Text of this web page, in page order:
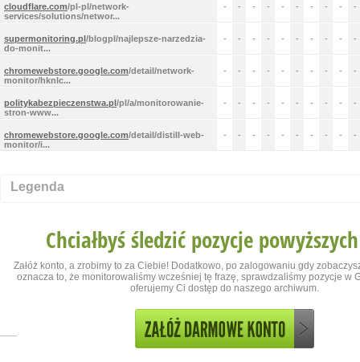
cloudflare.com/pl-pl/network-
services/solutions/networ...
- - - - - - - - - -
supermonitoring.pl/blogpl/najlepsze-narzedzia-
do-monit...
- - - - - - - - - -
chromewebstore.google.com/detail/network-
monitor/hknlc...
- - - - - - - - - -
politykabezpieczenstwa.pl/pl/a/monitorowanie-
stron-www...
- - - - - - - - - -
chromewebstore.google.com/detail/distill-web-
monitor/i...
- - - - - - - - - -
Legenda
Chciałbyś śledzić pozycje
Załóż konto, a zrobimy to za Ciebie! Dodatkowo, po zalogowaniu gdy
oznacza to, że monitorowaliśmy wcześniej tę frazę, sprawdzaliśmy pozycje w
oferujemy Ci dostęp do naszego archiwum.